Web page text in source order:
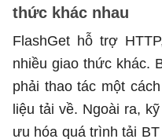
thức khác nhau
FlashGet hỗ trợ
nhiều giao thức khác.
phải thao tác một
liệu tải về. Ngoài ra,
ưu hóa quá trình tải